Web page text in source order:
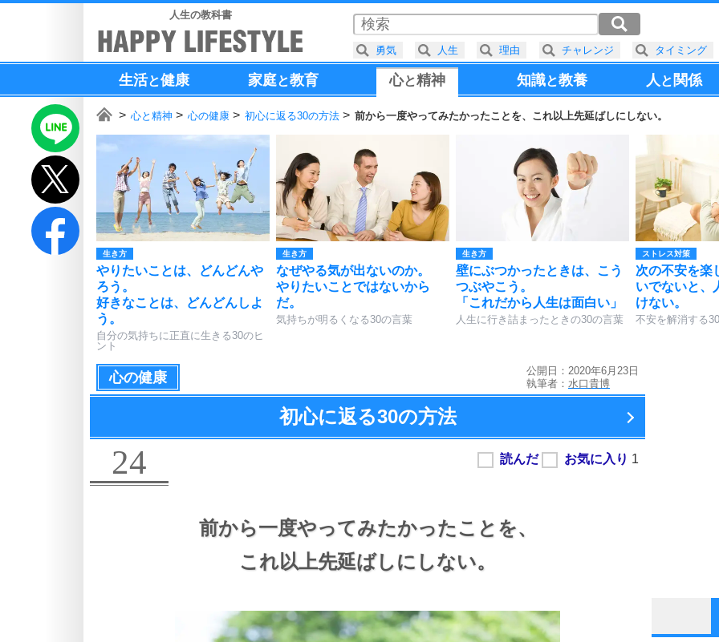
人生の教科書
生活と健康 家庭と教育 心と精神 知識と教養 人と 関係
心と精神 心の健康 初心に返る30の方法 前から一度やってみたかったことを、これ以上先延ばしにしない。
生き方
やりたいことは、どんどんや
ろう。
好きなことは、どんどんしよ
う。
自分の気持ちに正直に生きる30のヒ
ント
生き方
なぜやる気が出ないのか。
やりたいことではないから
だ。
気持ちが明るくなる30の言葉
生き方
壁にぶつかったときは、こう
つぶやこう。
「これだから人生は面白い」
人生に行き詰まったときの30の言葉
ストレス対策
次の不安を楽
いでないと、
けない。
不安を解消する
心の健康
公開日：2020年6月23日
執筆者： 水口貴博
初心に返る30の方法
24
前から一度やってみたかったことを、
これ以上先延ばしにしない。
勇気 人生 理由 チャレンジ タイミング